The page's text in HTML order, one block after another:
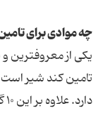
چه موادی برای
یکی از معروفترین